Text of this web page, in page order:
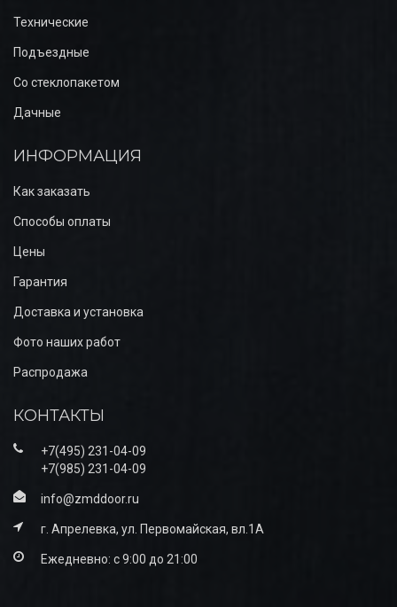
Технические
Подъездные
Со стеклопакетом
Дачные
ИНФОРМАЦИЯ
Как заказать
Способы оплаты
Цены
Гарантия
Доставка и установка
Фото наших работ
Распродажа
КОНТАКТЫ
+7(495) 231-04-09
+7(985) 231-04-09
info@zmddoor.ru
г. Апрелевка, ул. Первомайская, вл.1А
Ежедневно: с 9:00 до 21:00